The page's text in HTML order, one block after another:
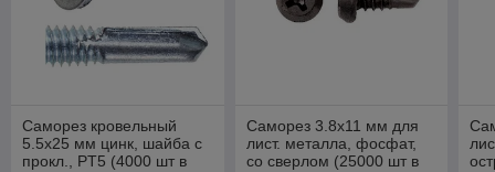
Саморез кровельный
5.5х25 мм цинк, шайба с
прокл., PT5 (4000 шт в
Саморез 3.8х11 мм для
лист. металла, фосфат,
со сверлом (25000 шт в